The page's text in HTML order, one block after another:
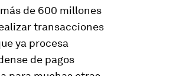
de 600 millones
transacciones
ya procesa
de pagos